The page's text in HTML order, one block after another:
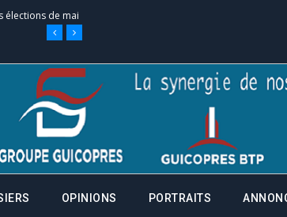
élections de mai
au 105, ouvert
jeudi 28 mai à
de procuration
OPINIONS PORTRAITS